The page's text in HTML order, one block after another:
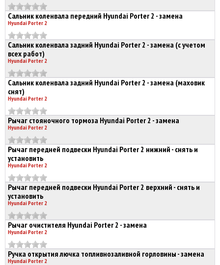
Сальник коленвала передний Hyundai Porter 2 - замена
Hyundai Porter 2
Сальник коленвала задний Hyundai Porter 2 - замена (с учетом
всех работ)
Hyundai Porter 2
Сальник коленвала задний Hyundai Porter 2 - замена (маховик
снят)
Hyundai Porter 2
Рычаг стояночного тормоза Hyundai Porter 2 - замена
Hyundai Porter 2
Рычаг передней подвески Hyundai Porter 2 нижний - снять и
установить
Hyundai Porter 2
Рычаг передней подвески Hyundai Porter 2 верхний - снять и
установить
Hyundai Porter 2
Рычаг очистителя Hyundai Porter 2 - замена
Hyundai Porter 2
Ручка открытия лючка топливнозаливной горловины - замена
Hyundai Porter 2